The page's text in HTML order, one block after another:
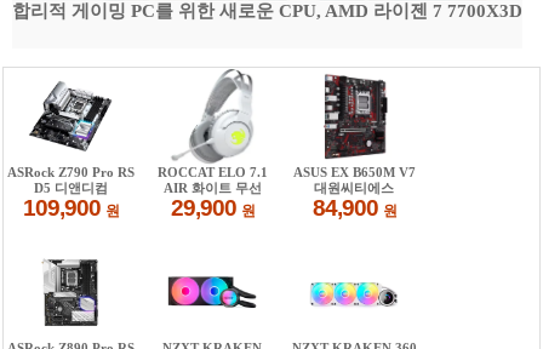
합리적 게이밍 PC를 위한 새로운 CPU, AMD 라이젠 7 7700X3D